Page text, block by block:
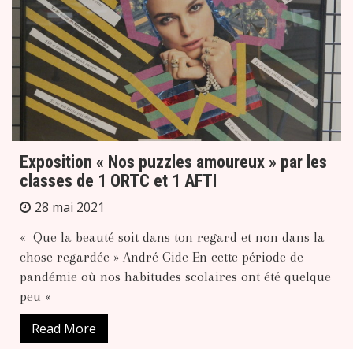
Exposition « Nos puzzles amoureux » par les
classes de 1 ORTC et 1 AFTI
28 mai 2021
« Que la beauté soit dans ton regard et non dans la
chose regardée » André Gide En cette période de
pandémie où nos habitudes scolaires ont été quelque
peu «
Read More